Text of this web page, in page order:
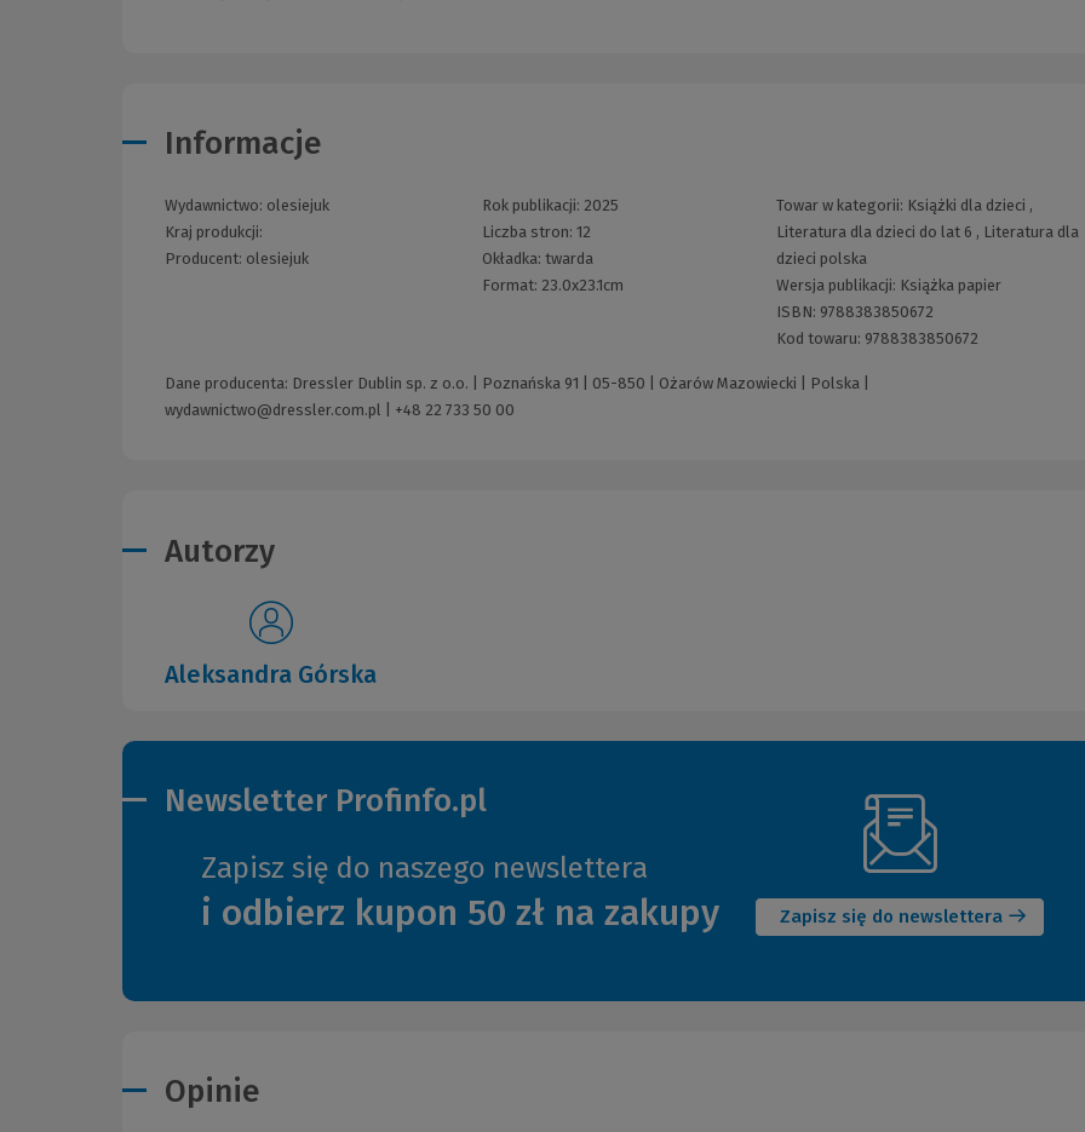
Informacje
Wydawnictwo: olesiejuk
Kraj produkcji:
Producent: olesiejuk
Rok publikacji: 2025
Liczba stron: 12
Okładka: twarda
Format: 23.0x23.1cm
Towar w kategorii: Książki dla dzieci ,
Literatura dla dzieci do lat 6 , Literatura dla
dzieci polska
Wersja publikacji: Książka papier
ISBN: 9788383850672
Kod towaru: 9788383850672
Dane producenta: Dressler Dublin sp. z o.o. | Poznańska 91 | 05-850 | Ożarów Mazowiecki | Polska |
wydawnictwo@dressler.com.pl
+48 22 733 50 00
Autorzy
Aleksandra Górska
Newsletter Profinfo.pl
Zapisz się do naszego newslettera
i odbierz kupon 50 zł na zakupy Zapisz się do newslettera
okno)
Opinie